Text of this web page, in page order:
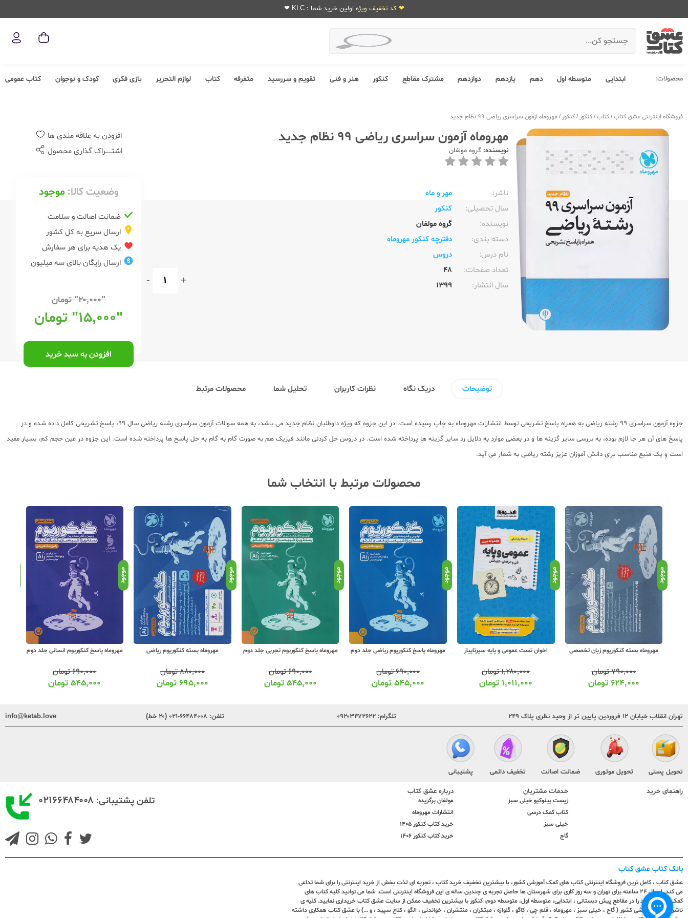
❤ کد تخفیف ویژه اولین خرید شما : KLC ❤
محصولات: ابتدایی متوسطه اول دهم یازدهم دوازدهم مشترک مقاطع کنکور هنر و فنی تقویم و سررسید متفرقه کتاب لوازم التحریر بازی فکری کودک و نوجوان کتاب عمومی
فروشگاه اینترنتی عشق کتاب/کتاب/کنکور /کنکور / مهروماه آزمون سراسری ریاضی 99 نظام جدید
مهروماه آزمون سراسری ریاضی 99 نظام جدید
نویسنده: گروه مولفان
ناشر:‌
مهر و ماه
سال تحصیلی:‌
کنکور
نویسنده:‌
گروه مولفان
دسته بندی:
دفترچه کنکور مهروماه
نام درس:
دروس
تعداد صفحات:‌
48
سال انتشار:‌
1399
+
-
افزودن به علاقه مندی ها
اشتــــــراک گذاری محصول
وضعیت کالا: موجود
ضمانت اصالت و سلامت
ارسال سریع به کل کشور
یک هدیه برای هر سفارش
ارسال رایگان بالای سه میلیون
"۲۰,۰۰۰" تومان
"۱۵,۰۰۰" تومان
افزودن به سبد خرید
توضیحات دریک نگاه نظرات کاربران تحلیل شما محصولات مرتبط
جزوه آزمون سراسری 99 رشته ریاضی به همراه پاسخ تشریحی توسط انتشارات مهروماه به چاپ رسیده است. در این جزوه که ویژه داوطلبان نظام جدید می باشد، به همه سوالات آزمون سراسری رشته ریاضی سال 99، پاسخ تشریحی کامل داده شده و در
پاسخ های آن هر جا لازم بوده، به بررسی سایر گزینه ها و در بعضی موارد به دلایل رد سایر گزینه ها پرداخته شده است. در دروس حل کردنی مانند فیزیک هم به صورت گام به گام به حل پاسخ ها پرداخته شده است. این جزوه در عین حجم کم، بسیار مفید
است و یک منبع مناسب برای دانش آموزان عزیز رشته ریاضی به شمار می آید.
محصولات مرتبط با انتخاب شما
موجود
مهروماه بسته کنکوریوم زبان تخصصی
۷۹۰,۰۰۰تومان
۶۲۴,۰۰۰تومان
موجود
اخوان تست عمومی و پایه سیرتاپیاز
۱,۲۸۰,۰۰۰تومان
۱,۰۱۱,۰۰۰ تومان
موجود
مهروماه پاسخ کنکوریوم ریاضی جلد دوم
۶۹۰,۰۰۰تومان
۵۴۵,۰۰۰تومان
موجود
مهروماه پاسخ کنکوریوم تجربی جلد دوم
۶۹۰,۰۰۰تومان
۵۴۵,۰۰۰ تومان
موجود
مهروماه بسته کنکوریوم ریاضی
۸۸۰,۰۰۰تومان
۶۹۵,۰۰۰ تومان
موجود
مهروماه پاسخ کنکوریوم انسانی جلد دوم
۶۹۰,۰۰۰تومان
۵۴۵,۰۰۰تومان
تهران انقلاب خیابان ۱۲ فروردین پایین تر از وحید نظری پلاک ۲۴۹ تلگرام: ۰۹۲۰۳۴۷۲۶۲۲ تلفن: ۶۶۴۸۴۰۰۸-۰۲۱ (۲۰ خط) info@ketab.love
تحویل پستی تحویل موتوری ضمانت اصالت تخفیف دائمی پشتیبانی
راهنمای خرید خدمات مشتریان
زیست پینوکیو خیلی سبز
کتاب کمک درسی
خیلی سبز
گاج
درباره عشق کتاب
مولفان برگزیده
انتشارات مهروماه
خرید کتاب کنکور 1405
خرید کتاب کنکور 1406
تلفن پشتیبانی: ۰۲۱۶۶۴۸۴۰۰۸
بانک کتاب عشق کتاب
عشق کتاب ، کامل ترین فروشگاه اینترنتی کتاب های کمک آموزشی کشور، با بیشترین تخفیف خرید کتاب ، تجربه ای لذت بخش از خرید اینترنتی را برای شما تداعی
می کند. ارسال ٢٤ ساعته برای تهران و سه روز کاری برای شهرستان ها حاصل تجربه ی چندین ساله ی این فروشگاه اینترنتی است. شما می توانید کلیه کتاب های
کمک آموزشی خود را در مقاطع پیش دبستانی ، ابتدایی، متوسطه اول، متوسطه دوم، کنکور با بیشترین تخفیف ممکن از سایت عشق کتاب خریداری نمایید. کلیه ی
ناشران کمک آموزشی کشور ( گاج ، خیلی سبز ، مهروماه ، قلم چی ، کاگو ، گلواژه ، مبتکران ، منتشران ، خواندنی ، الگو ، کلاغ سپید ، و ...) با عشق کتاب همکاری داشته